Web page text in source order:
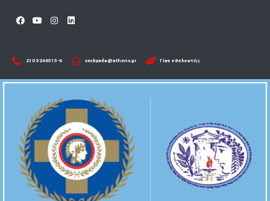
210 5246515-6​ seckyada@athens.gr Γίνε εθελοντής